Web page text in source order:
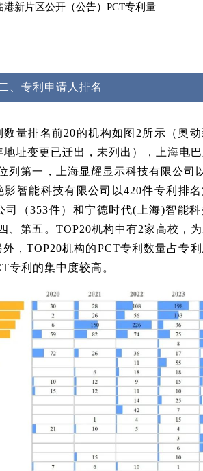
港新片区公开（公告）PCT专利量
二、专利申请人排名
量排名前20的机构如图2所示（奥
址变更已迁出，未列出），上海电
列第一，上海显耀显示科技有限公司
智能科技有限公司以420件专利排
司（353件）和宁德时代(上海)智能
、第五。TOP20机构中有2家高校，
，TOP20机构的PCT专利数量占专
专利的集中度较高。